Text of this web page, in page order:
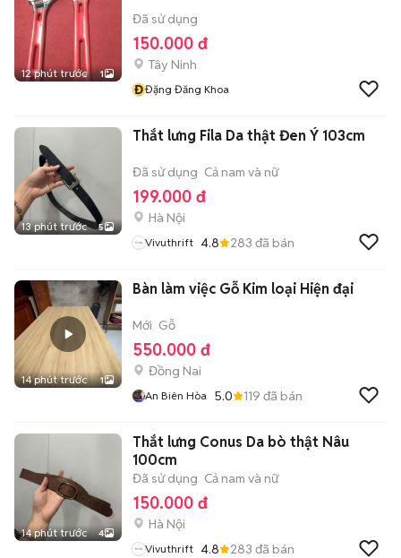
12 phút trước 1
Đã sử dụng
150.000 đ
Tây Ninh
ĐĐặng Đăng Khoa
13 phút trước 5
Thắt lưng Fila Da thật Đen Ý 103cm
Đã sử dụng Cả nam và nữ
199.000 đ
Hà Nội
Vivuthrift 4.8 283 đã bán
14 phút trước 1
Bàn làm việc Gỗ Kim loại Hiện đại
Mới Gỗ
550.000 đ
Đồng Nai
An Biên Hòa 5.0 119 đã bán
14 phút trước 4
Thắt lưng Conus Da bò thật Nâu
100cm
Đã sử dụng Cả nam và nữ
150.000 đ
Hà Nội
Vivuthrift 4.8 283 đã bán